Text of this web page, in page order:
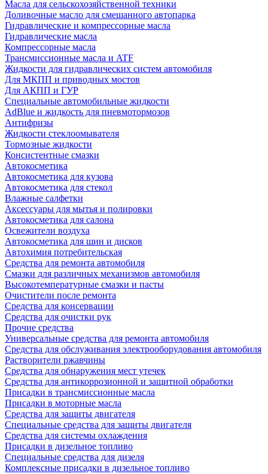
Масла для сельскохозяйственной техники
Доливочные масло для смешанного автопарка
Гидравлические и компрессорные масла
Гидравлические масла
Компрессорные масла
Трансмиссионные масла и ATF
Жидкости для гидравлических систем автомобиля
Для МКПП и приводных мостов
Для АКПП и ГУР
Специальные автомобильные жидкости
AdBlue и жидкость для пневмотормозов
Антифризы
Жидкости стеклоомывателя
Тормозные жидкости
Консистентные смазки
Автокосметика
Автокосметика для кузова
Автокосметика для стекол
Влажные салфетки
Аксессуары для мытья и полировки
Автокосметика для салона
Освежители воздуха
Автокосметика для шин и дисков
Автохимия потребительская
Средства для ремонта автомобиля
Смазки для различных механизмов автомобиля
Высокотемпературные смазки и пасты
Очистители после ремонта
Средства для консервации
Средства для очистки рук
Прочие средства
Универсальные средства для ремонта автомобиля
Средства для обслуживания электрооборудования автомобиля
Растворители ржавчины
Средства для обнаружения мест утечек
Средства для антикоррозионной и защитной обработки
Присадки в трансмиссионные масла
Присадки в моторные масла
Средства для защиты двигателя
Специальныe средства для защиты двигателя
Средства для системы охлаждения
Присадки в дизельное топливо
Спeциальные средства для дизеля
Комплексные присадки в дизельное топливо